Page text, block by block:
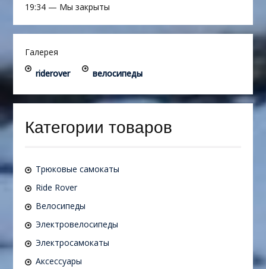
19:34— Мы закрыты
Галерея
riderover
велосипеды
Категории товаров
Трюковые самокаты
Ride Rover
Велосипеды
Электровелосипеды
Электросамокаты
Аксессуары